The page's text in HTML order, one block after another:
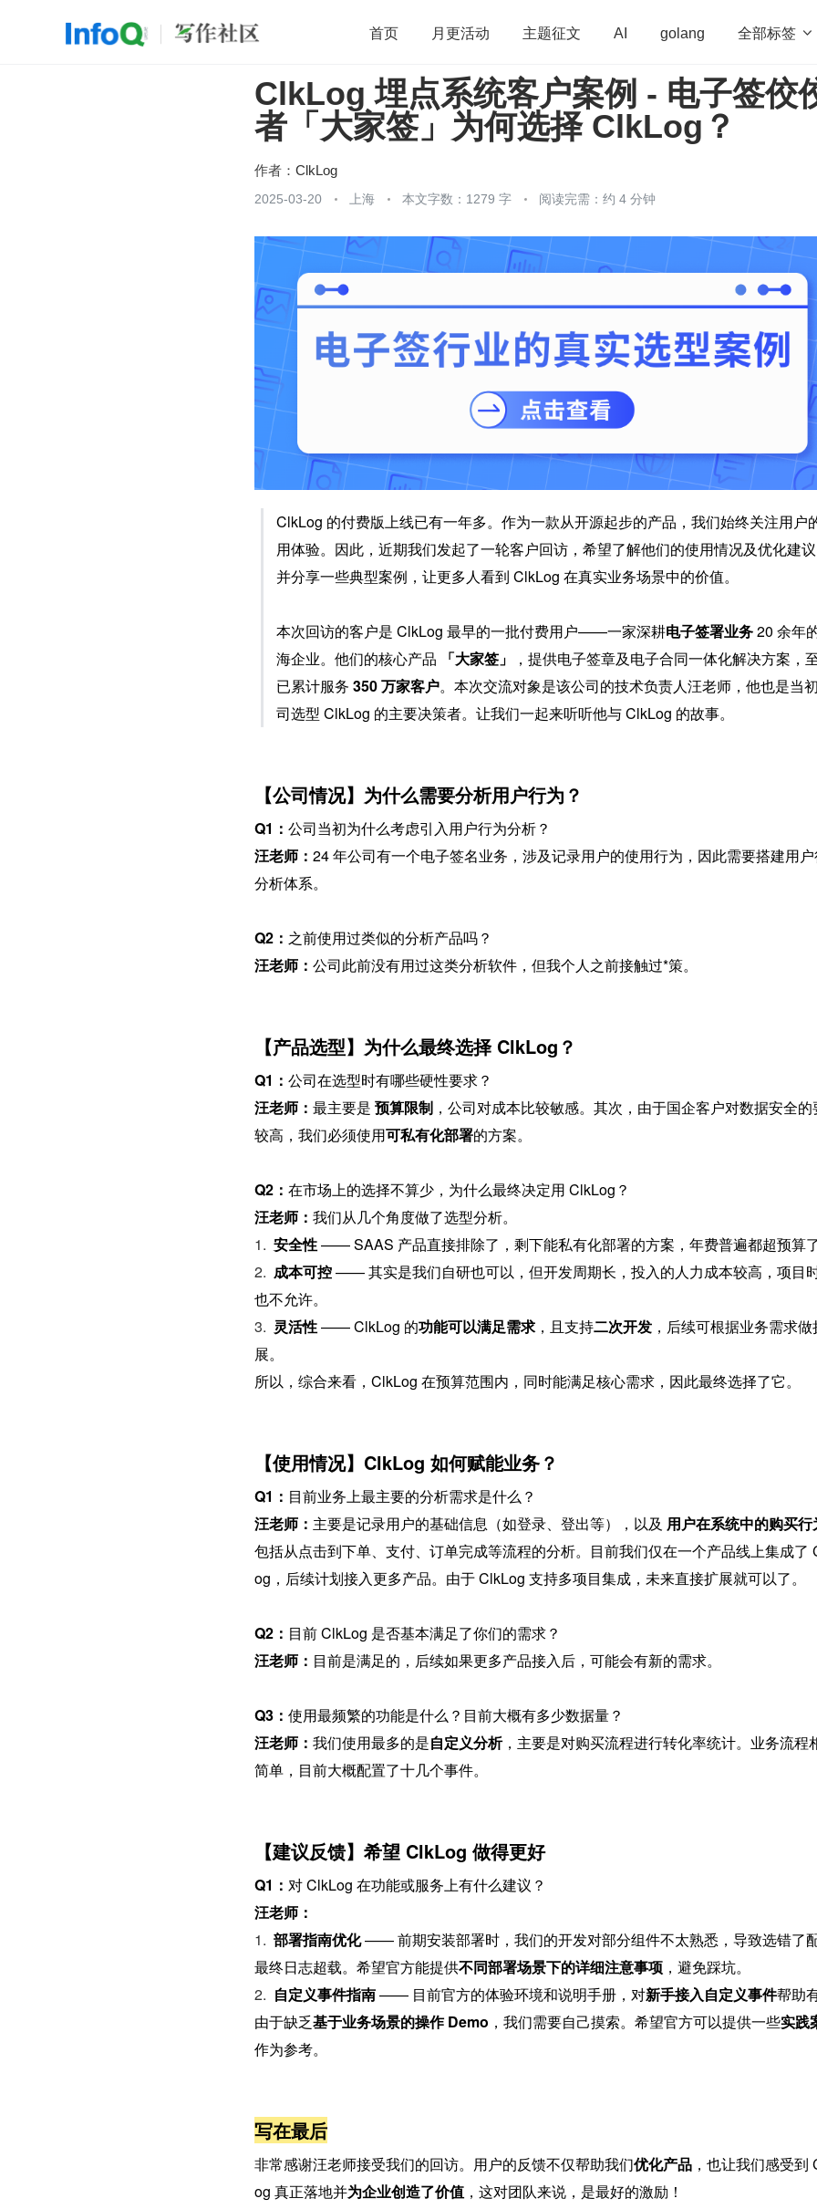
首页 月更活动 主题征文 AI golang 全部标签 
开源 架构 OpenHarmony 算法 学习方法 Web3.0 高
团队管理 程序员 运维 深度思考 低代码
ClkLog 埋点系统客户案例 - 电子签佼
者「大家签」为何选择 ClkLog？
作者： ClkLog
2025-03-20 上海 本文字数：1279 字 阅读完需：约 4 分钟
ClkLog 的付费版上线已有一年多。作为一款从开源起步的产品，我们始终关注用户
用体验。因此，近期我们发起了一轮客户回访，希望了解他们的使用情况及优化建
并分享一些典型案例，让更多人看到 ClkLog 在真实业务场景中的价值。
本次回访的客户是 ClkLog 最早的一批付费用户——一家深耕电子签署业务 20 余年
海企业。他们的核心产品
「大家签」
，提供电子签章及电子合同一体化解决方案，
已累计服务 350 万家客户。本次交流对象是该公司的技术负责人汪老师，他也是当
司选型 ClkLog 的主要决策者。让我们一起来听听他与 ClkLog 的故事。
【公司情况】为什么需要分析用户行为？
Q1： 公司当初为什么考虑引入用户行为分析？
汪老师： 24 年公司有一个电子签名业务，涉及记录用户的使用行为，因此需要搭建用
分析体系。
Q2： 之前使用过类似的分析产品吗？
汪老师： 公司此前没有用过这类分析软件，但我个人之前接触过*策。
【产品选型】为什么最终选择 ClkLog？
Q1： 公司在选型时有哪些硬性要求？
汪老师： 最主要是 预算限制 ，公司对成本比较敏感。其次，由于国企客户对数据安全的
较高，我们必须使用可私有化部署的方案。
Q2： 在市场上的选择不算少，为什么最终决定用 ClkLog？
汪老师： 我们从几个角度做了选型分析。
1. 安全性 —— SAAS 产品直接排除了，剩下能私有化部署的方案，年费普遍都超预算
2. 成本可控 —— 其实是我们自研也可以，但开发周期长，投入的人力成本较高，项目
也不允许。
3. 灵活性 —— ClkLog 的功能可以满足需求，且支持二次开发 ，后续可根据业务需求做
展。
所以，综合来看，ClkLog 在预算范围内，同时能满足核心需求，因此最终选择了它。
【使用情况】ClkLog 如何赋能业务？
Q1： 目前业务上最主要的分析需求是什么？
汪老师： 主要是记录用户的基础信息（如登录、登出等），以及 用户在系统中的购买行
包括从点击到下单、支付、订单完成等流程的分析。目前我们仅在一个产品线上集成了
og，后续计划接入更多产品。由于 ClkLog 支持多项目集成，未来直接扩展就可以了。
Q2： 目前 ClkLog 是否基本满足了你们的需求？
汪老师： 目前是满足的，后续如果更多产品接入后，可能会有新的需求。
Q3： 使用最频繁的功能是什么？目前大概有多少数据量？
汪老师： 我们使用最多的是自定义分析，主要是对购买流程进行转化率统计。业务流程
简单，目前大概配置了十几个事件。
【建议反馈】希望 ClkLog 做得更好
Q1： 对 ClkLog 在功能或服务上有什么建议？
汪老师：
1. 部署指南优化 —— 前期安装部署时，我们的开发对部分组件不太熟悉，导致选错了
最终日志超载。希望官方能提供不同部署场景下的详细注意事项 ，避免踩坑。
2. 自定义事件指南 —— 目前官方的体验环境和说明手册，对新手接入自定义事件帮助
由于缺乏基于业务场景的操作 Demo ，我们需要自己摸索。希望官方可以提供一些实践
作为参考。
写在最后
非常感谢汪老师接受我们的回访。用户的反馈不仅帮助我们优化产品 ，也让我们感受到
og 真正落地并为企业创造了价值 ，这对团队来说，是最好的激励！